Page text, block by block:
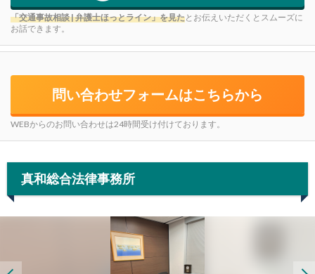
「交通事故相談 | 弁護士ほっとライン」を見たとお伝えいただくとスムーズに
お話できます。
問い合わせフォームはこちらから
WEBからのお問い合わせは24時間受け付けております。
真和総合法律事務所